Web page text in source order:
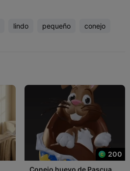
lindo pequeño conejo
200
Conejo huevo de Pascua